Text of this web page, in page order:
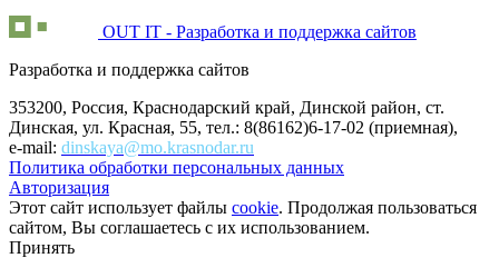
OUT IT - Разработка и поддержка сайтов
Разработка и поддержка сайтов
353200, Россия, Краснодарский край, Динской район, ст.
Динская, ул. Красная, 55, тел.: 8(86162)6-17-02 (приемная),
e-mail: dinskaya@mo.krasnodar.ru
Политика обработки персональных данных
Авторизация
Этот сайт использует файлы cookie. Продолжая пользоваться
сайтом, Вы соглашаетесь с их использованием.
Принять